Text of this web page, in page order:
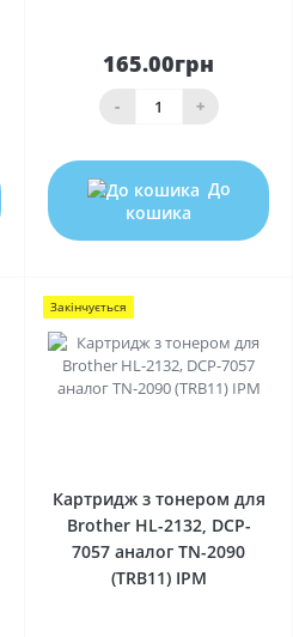
165.00грн
- +
До
кошика
Закінчується
Картридж з тонером для
Brother HL-2132, DCP-
7057 аналог TN-2090
(TRB11) IPM